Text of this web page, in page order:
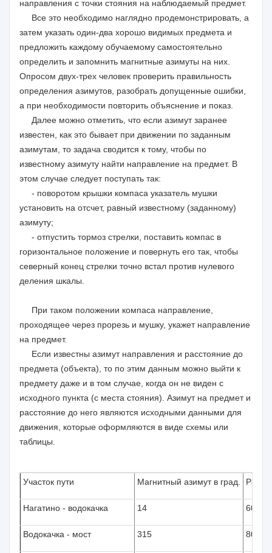
направления с точки стояния на наблюдаемый предмет.
Все это необходимо наглядно продемонстрировать, а
затем указать один-два хорошо видимых предмета и
предложить каждому обучаемому самостоятельно
определить и запомнить магнитные азимуты на них.
Опросом двух-трех человек проверить правильность
определения азимутов, разобрать допущенные ошибки,
а при необходимости повторить объяснение и показ.
Далее можно отметить, что если азимут заранее
известен, как это бывает при движении по заданным
азимутам, то задача сводится к тому, чтобы по
известному азимуту найти направление на предмет. В
этом случае следует поступать так:
- поворотом крышки компаса указатель мушки
установить на отсчет, равный известному (заданному)
азимуту;
- отпустить тормоз стрелки, поставить компас в
горизонтальное положение и повернуть его так, чтобы
северный конец стрелки точно встал против нулевого
деления шкалы.
При таком положении компаса направление,
проходящее через прорезь и мушку, укажет направление
на предмет.
Если известны азимут направления и расстояние до
предмета (объекта), то по этим данным можно выйти к
предмету даже и в том случае, когда он не виден с
исходного пункта (с места стояния). Азимут на предмет и
расстояние до него являются исходными данными для
движения, которые оформляются в виде схемы или
таблицы.
Участок пути Магнитный азимут в град.
Нагатино - водокачка 14 600
Водокачка - мост 315 800